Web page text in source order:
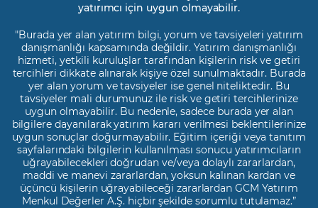
yatırımcı için uygun olmayabilir.
"Burada yer alan yatırım bilgi, yorum ve tavsiyeleri yatırım
danışmanlığı kapsamında değildir. Yatırım danışmanlığı
hizmeti, yetkili kuruluşlar tarafından kişilerin risk ve getiri
tercihleri dikkate alınarak kişiye özel sunulmaktadır. Burada
yer alan yorum ve tavsiyeler ise genel niteliktedir. Bu
tavsiyeler mali durumunuz ile risk ve getiri tercihlerinize
uygun olmayabilir. Bu nedenle, sadece burada yer alan
bilgilere dayanılarak yatırım kararı verilmesi beklentilerinize
uygun sonuçlar doğurmayabilir. Eğitim içeriği veya tanıtım
sayfalarındaki bilgilerin kullanılması sonucu yatırımcıların
uğrayabilecekleri doğrudan ve/veya dolaylı zararlardan,
maddi ve manevi zararlardan, yoksun kalınan kardan ve
üçüncü kişilerin uğrayabileceği zararlardan GCM Yatırım
Menkul Değerler A.Ş. hiçbir şekilde sorumlu tutulamaz.”